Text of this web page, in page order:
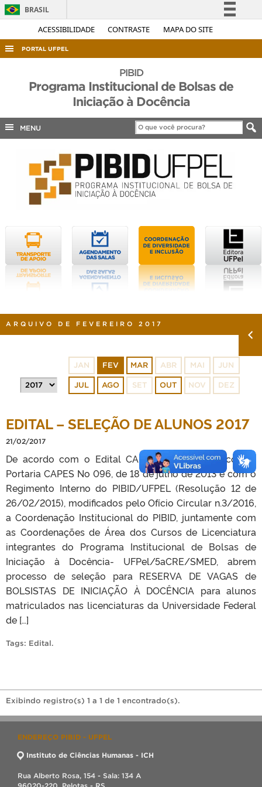
ACESSIBILIDADE CONTRASTE MAPA DO SITE
BRASIL
Simplifique!
Acesso à informação
Legislação
Canais
PORTAL UFPEL
AUDITORIA
CONCURSOS
INTERNACIONAL
OUVIDORIA
PIBID
Programa Institucional de Bolsas de
Iniciação à Docência
MENU
ARQUIVO DE FEVEREIRO 2017
JAN FEV MAR ABR MAI JUN
JUL AGO SET OUT NOV DEZ
EDITAL – SELEÇÃO DE ALUNOS 2017
21/02/2017
De acordo com o Edital CAPES N° 061/2013, com a
Portaria CAPES No 096, de 18 de julho de 2013 e com o
Regimento Interno do PIBID/UFPEL (Resolução 12 de
26/02/2015), modificados pelo Ofício Circular n.3/2016,
a Coordenação Institucional do PIBID, juntamente com
as Coordenações de Área dos Cursos de Licenciatura
integrantes do Programa Institucional de Bolsas de
Iniciação à Docência- UFPel/5aCRE/SMED, abrem
processo de seleção para RESERVA DE VAGAS de
BOLSISTAS DE INICIAÇÃO À DOCÊNCIA para alunos
matriculados nas licenciaturas da Universidade Federal
de […]
Tags: Edital.
Exibindo registro(s) 1 a 1 de 1 encontrado(s).
ENDEREÇO PIBID - UFPEL
Instituto de Ciências Humanas - ICH
Rua Alberto Rosa, 154 - Sala: 134 A